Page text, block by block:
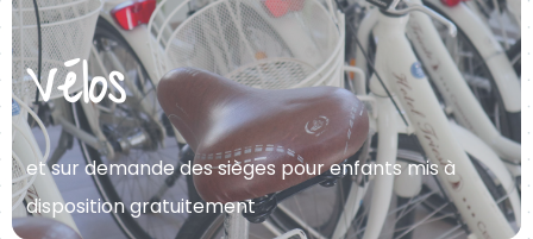
Vélos
et sur demande des sièges pour enfants mis à
disposition gratuitement